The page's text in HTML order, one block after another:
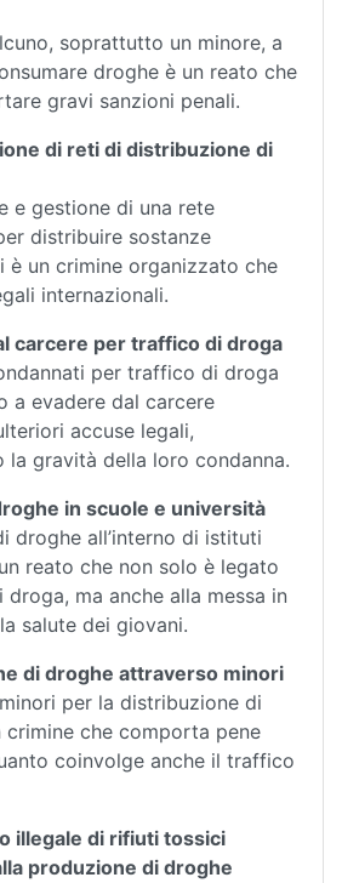
soprattutto un minore, a
droghe è un reato che
gravi sanzioni penali.
di reti di distribuzione di
e gestione di una rete
distribuire sostanze
è un crimine organizzato che
internazionali.
carcere per traffico di droga
per traffico di droga
a evadere dal carcere
accuse legali,
la gravità della loro condanna.
in scuole e università
droghe all’interno di istituti
reato che non solo è legato
ma anche alla messa in
salute dei giovani.
di droghe attraverso minori
per la distribuzione di
crimine che comporta pene
coinvolge anche il traffico
illegale di rifiuti tossici
produzione di droghe